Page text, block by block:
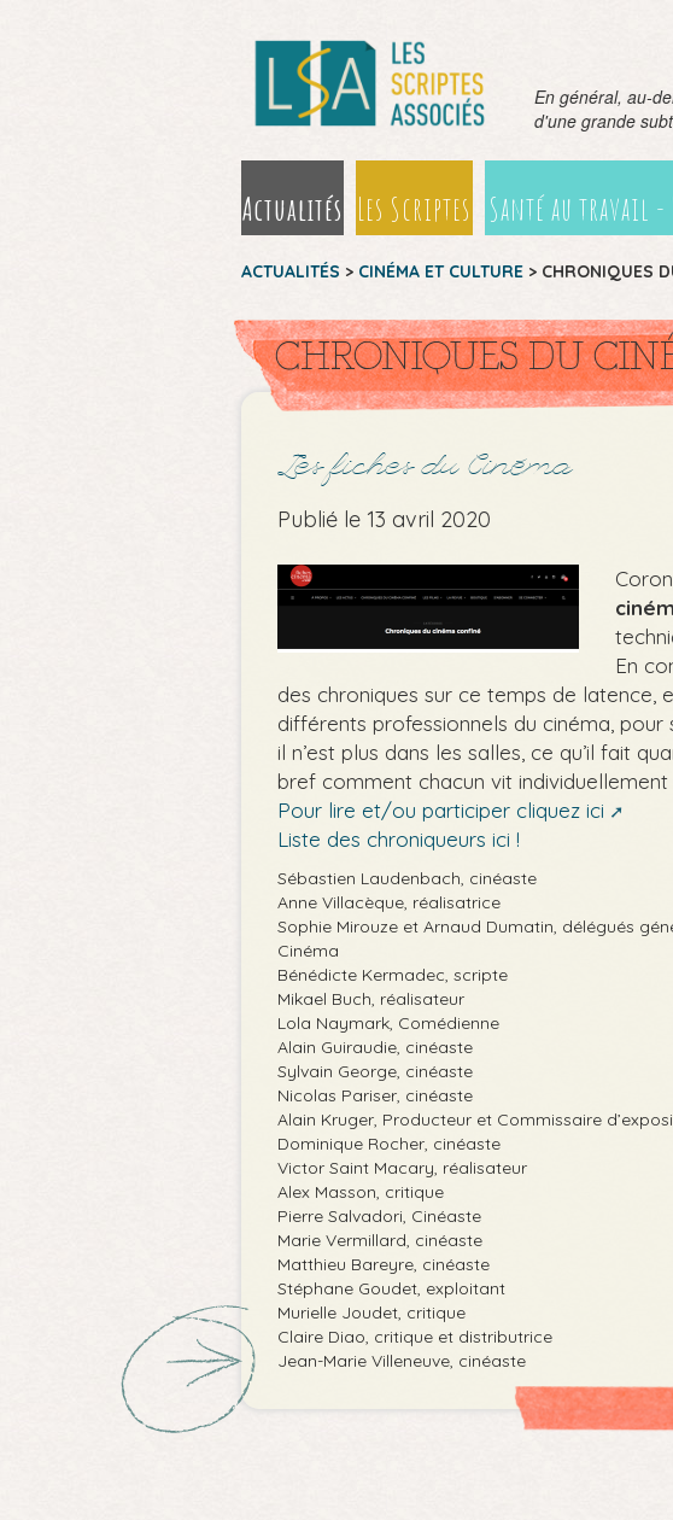
En général, au-
d'une grande
Actualités Les Scriptes Santé au travail -
ACTUALITÉS > CINÉMA ET CULTURE> CHRONIQUES
CHRONIQUES DU
Les fiches du Cinéma
Publié le 13 avril 2020
En
des chroniques sur ce temps de latence,
différents professionnels du cinéma,
il n’est plus dans les salles, ce qu’il fait
bref comment chacun vit
Pour lire et/ou participer cliquez ici
Liste des chroniqueurs ici !
Sébastien Laudenbach, cinéaste
Anne Villacèque, réalisatrice
Sophie Mirouze et Arnaud Dumatin, délégués
Cinéma
Bénédicte Kermadec, scripte
Mikael Buch, réalisateur
Lola Naymark, Comédienne
Alain Guiraudie, cinéaste
Sylvain George, cinéaste
Nicolas Pariser, cinéaste
Alain Kruger, Producteur et Commissaire
Dominique Rocher, cinéaste
Victor Saint Macary, réalisateur
Alex Masson, critique
Pierre Salvadori, Cinéaste
Marie Vermillard, cinéaste
Matthieu Bareyre, cinéaste
Stéphane Goudet, exploitant
Murielle Joudet, critique
Claire Diao, critique et distributrice
Jean-Marie Villeneuve, cinéaste